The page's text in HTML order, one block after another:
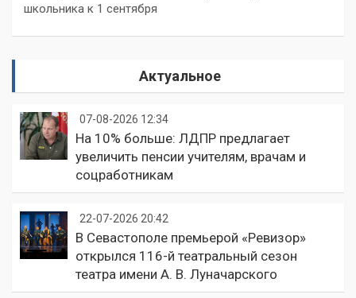
школьника к 1 сентября
Актуальное
07-08-2026 12:34
На 10% больше: ЛДПР предлагает
увеличить пенсии учителям, врачам и
соцработникам
22-07-2026 20:42
В Севастополе премьерой «Ревизор»
открылся 116-й театральный сезон
театра имени А. В. Луначарского